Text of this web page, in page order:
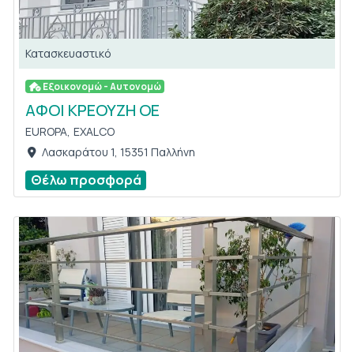
Κατασκευαστικό
Εξοικονομώ - Αυτονομώ
ΑΦΟΙ ΚΡΕΟΥΖΗ ΟΕ
EUROPA, EXALCO
Λασκαράτου 1, 15351 Παλλήνη
Θέλω προσφορά